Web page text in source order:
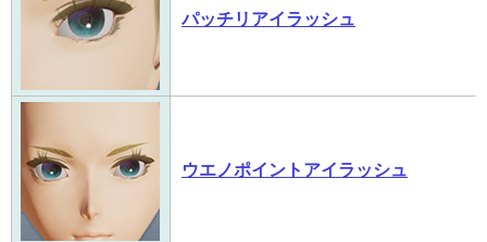
パッチリアイラッシュ
ウエノポイントアイラッシュ